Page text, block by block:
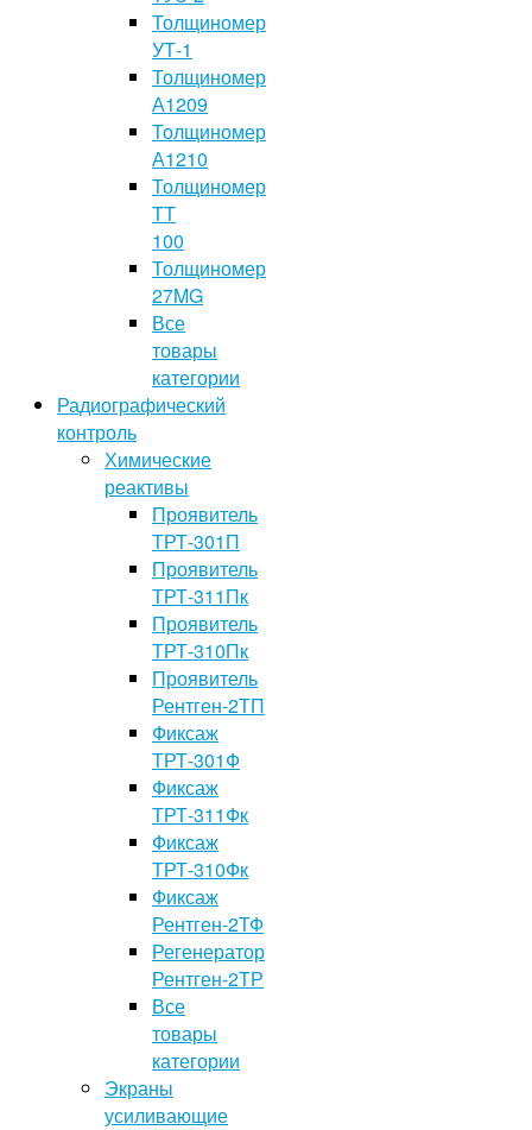
Толщиномер
УТ-1
Толщиномер
А1209
Толщиномер
А1210
Толщиномер
TT
100
Толщиномер
27MG
Все
товары
категории
Радиографический
контроль
Химические
реактивы
Проявитель
ТРТ-301П
Проявитель
ТРТ-311Пк
Проявитель
ТРТ-310Пк
Проявитель
Рентген-2ТП
Фиксаж
ТРТ-301Ф
Фиксаж
ТРТ-311Фк
Фиксаж
ТРТ-310Фк
Фиксаж
Рентген-2ТФ
Регенератор
Рентген-2ТР
Все
товары
категории
Экраны
усиливающие